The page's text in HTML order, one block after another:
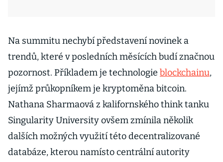
Na summitu nechybí představení novinek a
trendů, které v posledních měsících budí značnou
pozornost. Příkladem je technologie blockchainu,
jejímž průkopníkem je kryptoměna bitcoin.
Nathana Sharmaová z kalifornského think tanku
Singularity University ovšem zmínila několik
dalších možných využití této decentralizované
databáze, kterou namísto centrální autority